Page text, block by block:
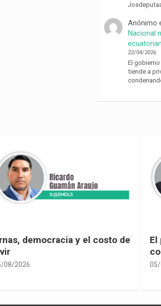
Anónimo
Nacional
22/04/2026
El
tiende a
democracia y el costo de
08/2026
El